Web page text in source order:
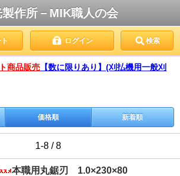
製作所－MIK職人の会
ログイン 検索
商品販売 【数に限りあり】(刈払機用一般刈
価格順 新着順
1-8 / 8
本職用丸鋸刃 1.0×230×80